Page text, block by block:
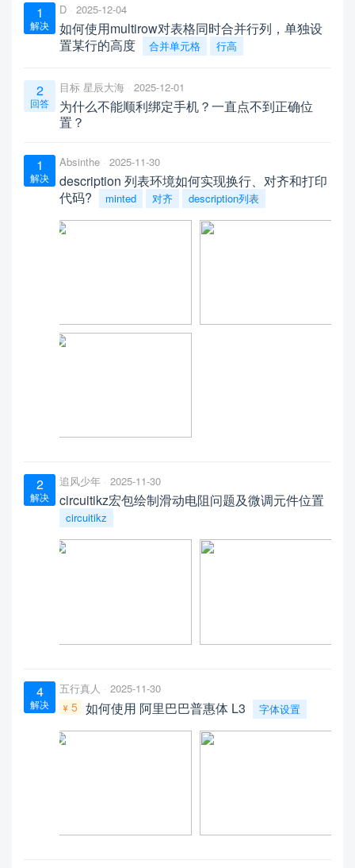
1
解决
D 2025-12-04
如何使用multirow对表格同时合并行列，单独设
置某行的高度
合并单元格 行高
2
回答
目标 星辰大海 2025-12-01
为什么不能顺利绑定手机？一直点不到正确位
置？
1
解决
Absinthe 2025-11-30
description 列表环境如何实现换行、对齐和打印
代码?
minted 对齐 description列表
2
解决
追风少年 2025-11-30
circuitikz宏包绘制滑动电阻问题及微调元件位置
circuitikz
4
解决
五行真人 2025-11-30
5 如何使用 阿里巴巴普惠体 L3 字体设置